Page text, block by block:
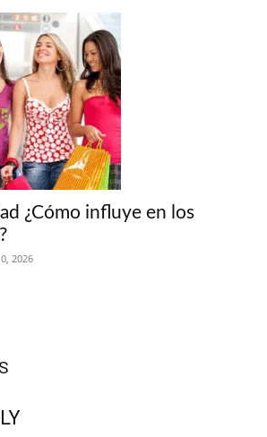
¿Cómo influye en los
2026